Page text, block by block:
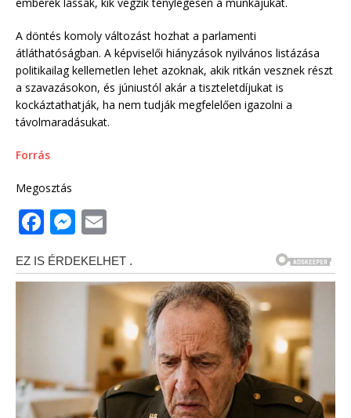
A döntés komoly változást hozhat a parlamenti
átláthatóságban. A képviselői hiányzások nyilvános listázása
politikailag kellemetlen lehet azoknak, akik ritkán vesznek részt
a szavazásokon, és júniustól akár a tiszteletdíjukat is
kockáztathatják, ha nem tudják megfelelően igazolni a
távolmaradásukat.
Forrás
Megosztás
F
a
c
o
k
M
ss
e
r
ai
l